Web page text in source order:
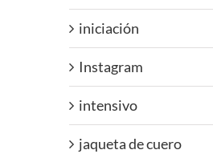
iniciación
Instagram
intensivo
jaqueta de cuero